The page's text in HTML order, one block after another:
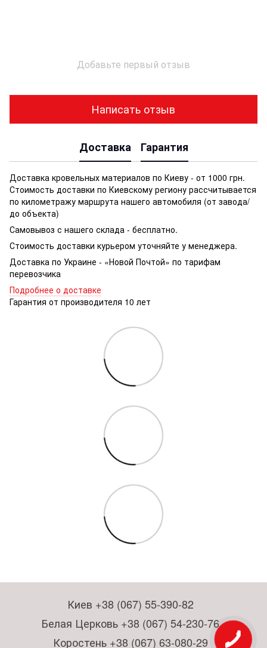
Добавьте первый отзыв
Написать отзыв
Доставка Гарантия
Доставка кровельных материалов по Киеву - от 1000 грн.
Стоимость доставки по Киевскому региону рассчитывается
по километражу маршрута нашего автомобиля (от завода/
до объекта)
Самовывоз с нашего склада - бесплатно.
Стоимость доставки курьером уточняйте у менеджера.
Доставка по Украине - «Новой Почтой» по тарифам
перевозчика
Подробнее о доставке
Гарантия от производителя 10 лет
Киев +38 (067) 55-390-82
Белая Церковь +38 (067) 54-230-76
Коростень +38 (067) 63-080-29